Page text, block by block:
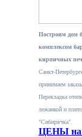
Построим дом
комплексом
кирпичных
Санкт-
принимаем
Перекладка
лежанкой и
"Сибирячка".
ЦЕНЫ на